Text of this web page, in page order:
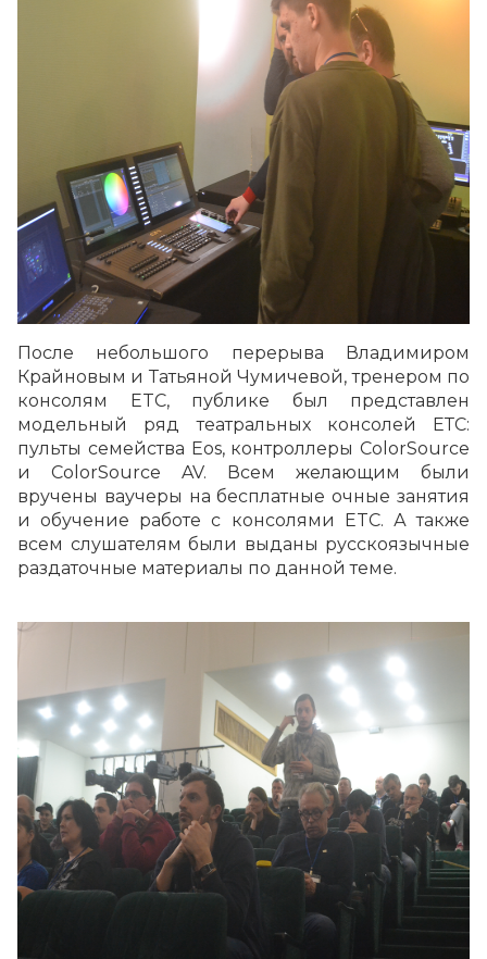
После небольшого перерыва Владимиром
Крайновым и Татьяной Чумичевой, тренером по
консолям ETC, публике был представлен
модельный ряд театральных консолей ЕТС:
пульты семейства Eos, контроллеры ColorSource
и ColorSource AV. Всем желающим были
вручены ваучеры на бесплатные очные занятия
и обучение работе с консолями ETC. А также
всем слушателям были выданы русскоязычные
раздаточные материалы по данной теме.